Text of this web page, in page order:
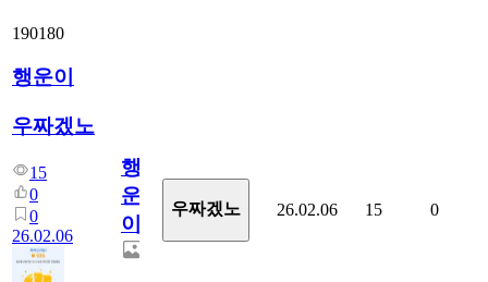
190180
행운이
우짜겠노
15
0
0
26.02.06
행
운
이
우짜겠노 26.02.06 15 0